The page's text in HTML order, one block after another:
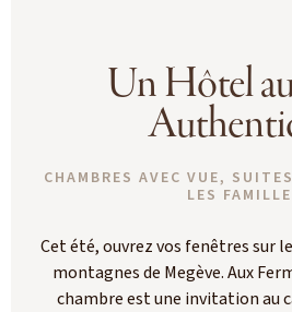
Un Hôtel
CHAMBRES AVEC VUE,
LES
Cet été, ouvrez vos fenêtres sur
montagnes de Megève. Aux
chambre est une invitation au